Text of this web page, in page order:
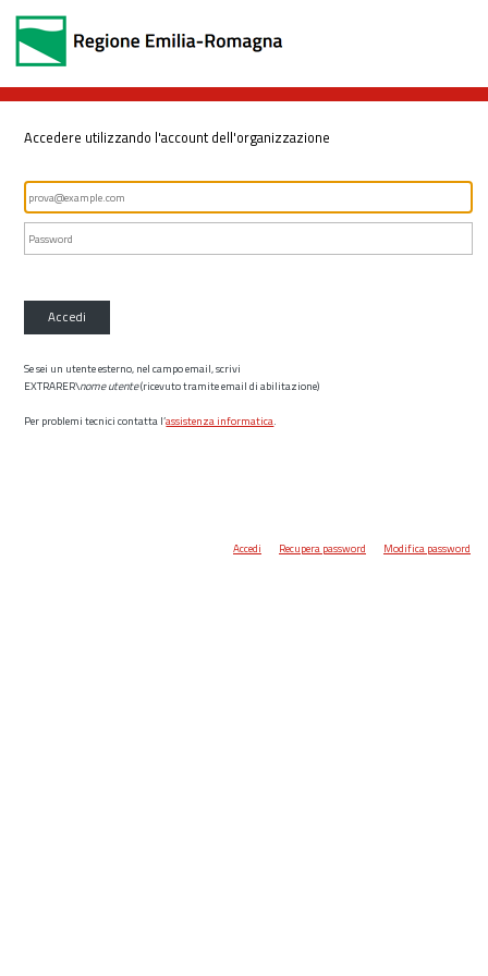
Accedere utilizzando l'account dell'organizzazione
Accedi
Se sei un utente esterno, nel campo email, scrivi
EXTRARER\nome utente(ricevuto tramite email di abilitazione)
Per problemi tecnici contatta l’assistenza informatica.
Accedi Recupera password Modifica password